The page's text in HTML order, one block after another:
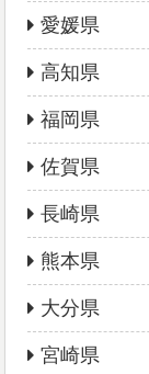
愛媛県
高知県
福岡県
佐賀県
長崎県
熊本県
大分県
宮崎県